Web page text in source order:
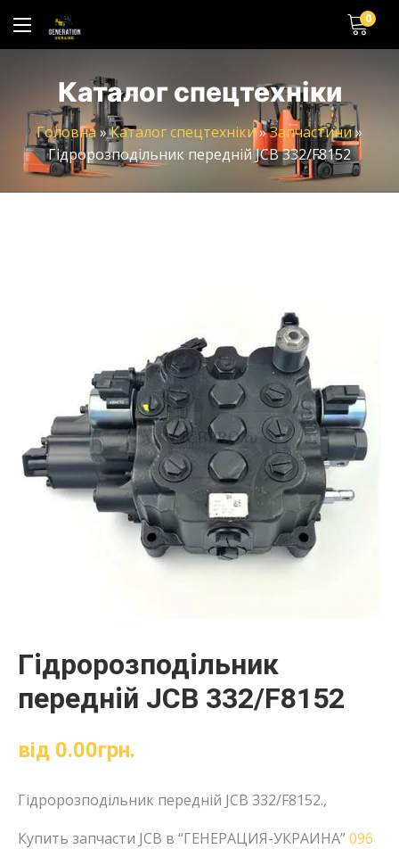
0
Каталог спецтехніки
Головна»Каталог спецтехніки»Запчастини»
Гідророзподільник передній JCB 332/F8152
Гідророзподільник
передній JCB 332/F8152
від 0.00грн.
Гідророзподільник передній JCB 332/F8152.,
Купить запчасти JCB в “ГЕНЕРАЦИЯ-УКРАИНА”096